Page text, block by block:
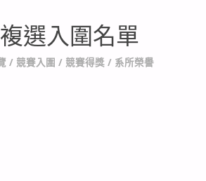
選入圍名單
/ 競賽入圍 / 競賽得獎/ 系所榮譽